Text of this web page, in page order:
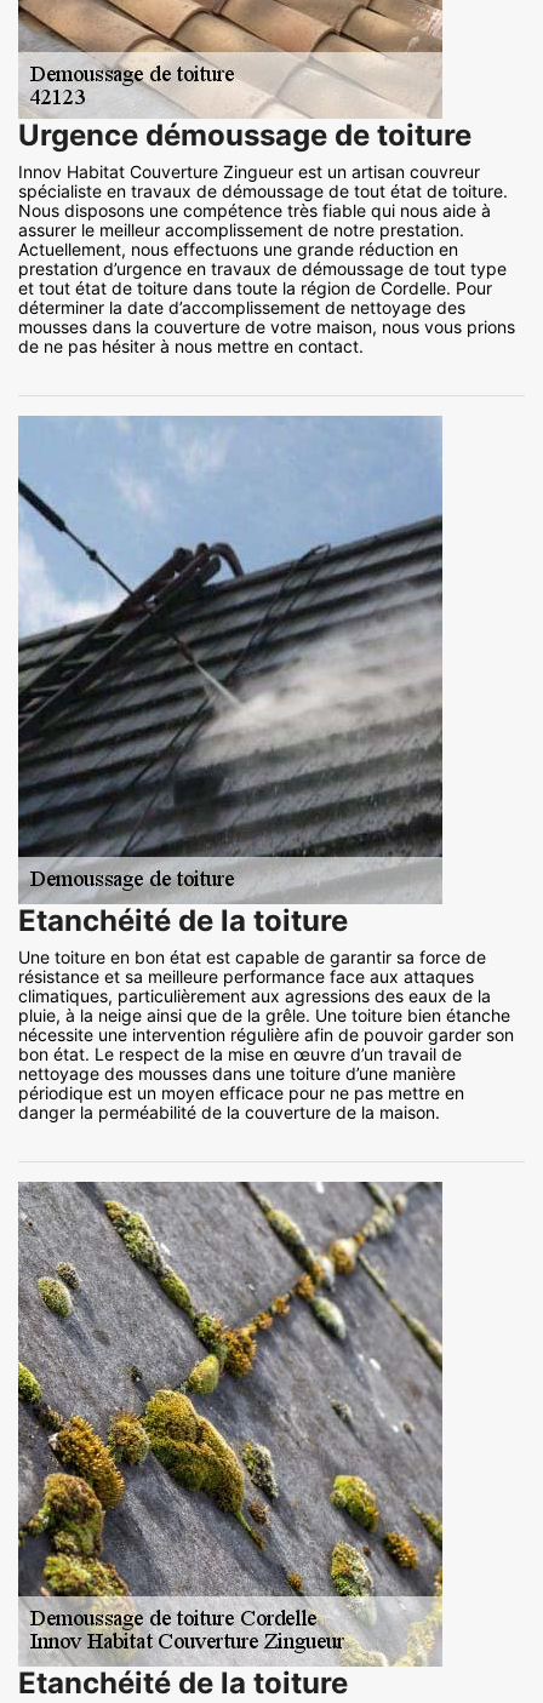
Urgence démoussage de toiture
Innov Habitat Couverture Zingueur est un artisan couvreur
spécialiste en travaux de démoussage de tout état de toiture.
Nous disposons une compétence très fiable qui nous aide à
assurer le meilleur accomplissement de notre prestation.
Actuellement, nous effectuons une grande réduction en
prestation d’urgence en travaux de démoussage de tout type
et tout état de toiture dans toute la région de Cordelle. Pour
déterminer la date d’accomplissement de nettoyage des
mousses dans la couverture de votre maison, nous vous prions
de ne pas hésiter à nous mettre en contact.
Etanchéité de la toiture
Une toiture en bon état est capable de garantir sa force de
résistance et sa meilleure performance face aux attaques
climatiques, particulièrement aux agressions des eaux de la
pluie, à la neige ainsi que de la grêle. Une toiture bien étanche
nécessite une intervention régulière afin de pouvoir garder son
bon état. Le respect de la mise en œuvre d’un travail de
nettoyage des mousses dans une toiture d’une manière
périodique est un moyen efficace pour ne pas mettre en
danger la perméabilité de la couverture de la maison.
Etanchéité de la toiture